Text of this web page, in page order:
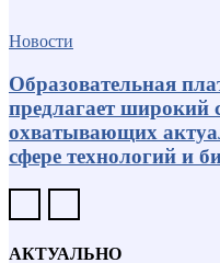
Новости
Образовательная
предлагает широкий
охватывающих
сфере технологий и
АКТУАЛЬНО